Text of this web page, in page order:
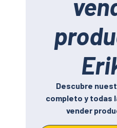
Descubre
completo y todas
vender